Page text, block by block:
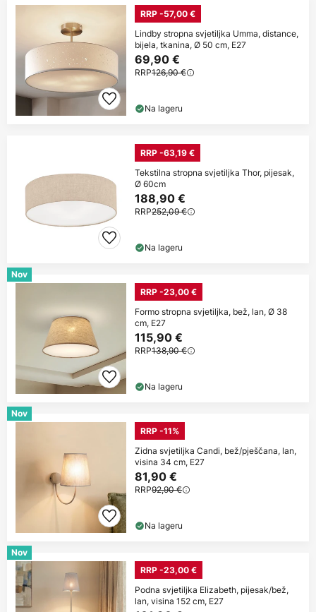
RRP -57,00 €
Lindby stropna svjetiljka Umma, distance,
bijela, tkanina, Ø 50 cm, E27
69,90 €
RRP126,90 €
Na lageru
RRP -63,19 €
Tekstilna stropna svjetiljka Thor, pijesak,
Ø 60cm
188,90 €
RRP252,09 €
Na lageru
Nov
RRP -23,00 €
Formo stropna svjetiljka, bež, lan, Ø 38
cm, E27
115,90 €
RRP138,90 €
Na lageru
Nov
RRP -11%
Zidna svjetiljka Candi, bež/pješčana, lan,
visina 34 cm, E27
81,90 €
RRP92,90 €
Na lageru
Nov
RRP -23,00 €
Podna svjetiljka Elizabeth, pijesak/bež,
lan, visina 152 cm, E27